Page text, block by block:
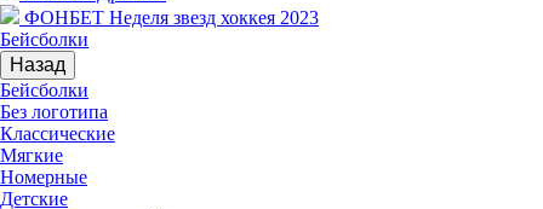
ФОНБЕТ Неделя звезд хоккея 2023
Бейсболки
Назад
Бейсболки
Без логотипа
Классические
Мягкие
Номерные
Детские